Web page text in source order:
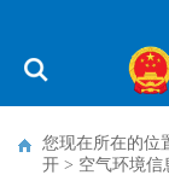
您现在所在的位
开 > 空气环境信